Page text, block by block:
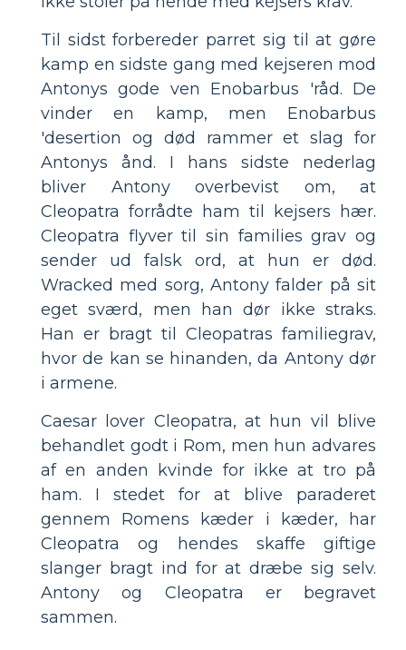
Til sidst forbereder parret sig til at gøre
kamp en sidste gang med kejseren mod
Antonys gode ven Enobarbus 'råd. De
vinder en kamp, ​​men Enobarbus
'desertion og død rammer et slag for
Antonys ånd. I hans sidste nederlag
bliver Antony overbevist om, at
Cleopatra forrådte ham til kejsers hær.
Cleopatra flyver til sin families grav og
sender ud falsk ord, at hun er død.
Wracked med sorg, Antony falder på sit
eget sværd, men han dør ikke straks.
Han er bragt til Cleopatras familiegrav,
hvor de kan se hinanden, da Antony dør
i armene.
Caesar lover Cleopatra, at hun vil blive
behandlet godt i Rom, men hun advares
af en anden kvinde for ikke at tro på
ham. I stedet for at blive paraderet
gennem Romens kæder i kæder, har
Cleopatra og hendes skaffe giftige
slanger bragt ind for at dræbe sig selv.
Antony og Cleopatra er begravet
sammen.